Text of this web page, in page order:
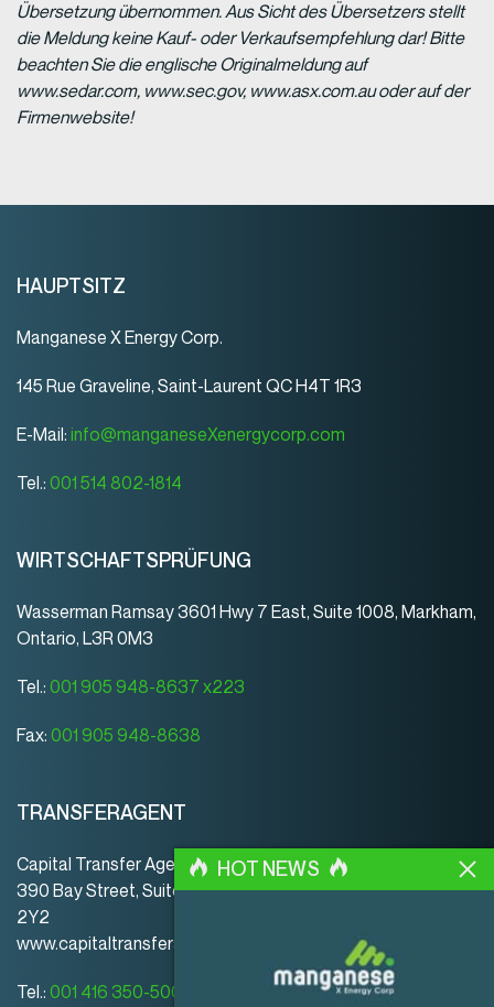
Übersetzung übernommen. Aus Sicht des Übersetzers stellt
die Meldung keine Kauf- oder Verkaufsempfehlung dar! Bitte
beachten Sie die englische Originalmeldung auf
www.sedar.com, www.sec.gov, www.asx.com.au oder auf der
Firmenwebsite!
HAUPTSITZ
Manganese X Energy Corp.
145 Rue Graveline, Saint-Laurent QC H4T 1R3
E-Mail: info@manganeseXenergycorp.com
Tel.: 001 514 802-1814
WIRTSCHAFTSPRÜFUNG
Wasserman Ramsay 3601 Hwy 7 East, Suite 1008, Markham,
Ontario, L3R 0M3
Tel.: 001 905 948-8637 x223
Fax: 001 905 948-8638
TRANSFERAGENT
Capital Transfer Agency
390 Bay Street, Suite 920 | Toronto | ON | Canada | M5H
2Y2
www.capitaltransferagency.com
Tel.: 001 416 350-5007 ext 107
HOT NEWS